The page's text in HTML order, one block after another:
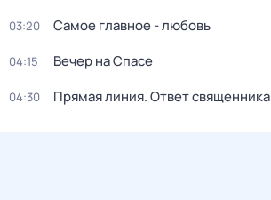
03:20 Самое главное - любовь
04:15 Вечер на Спасе
04:30 Прямая линия. Ответ священника